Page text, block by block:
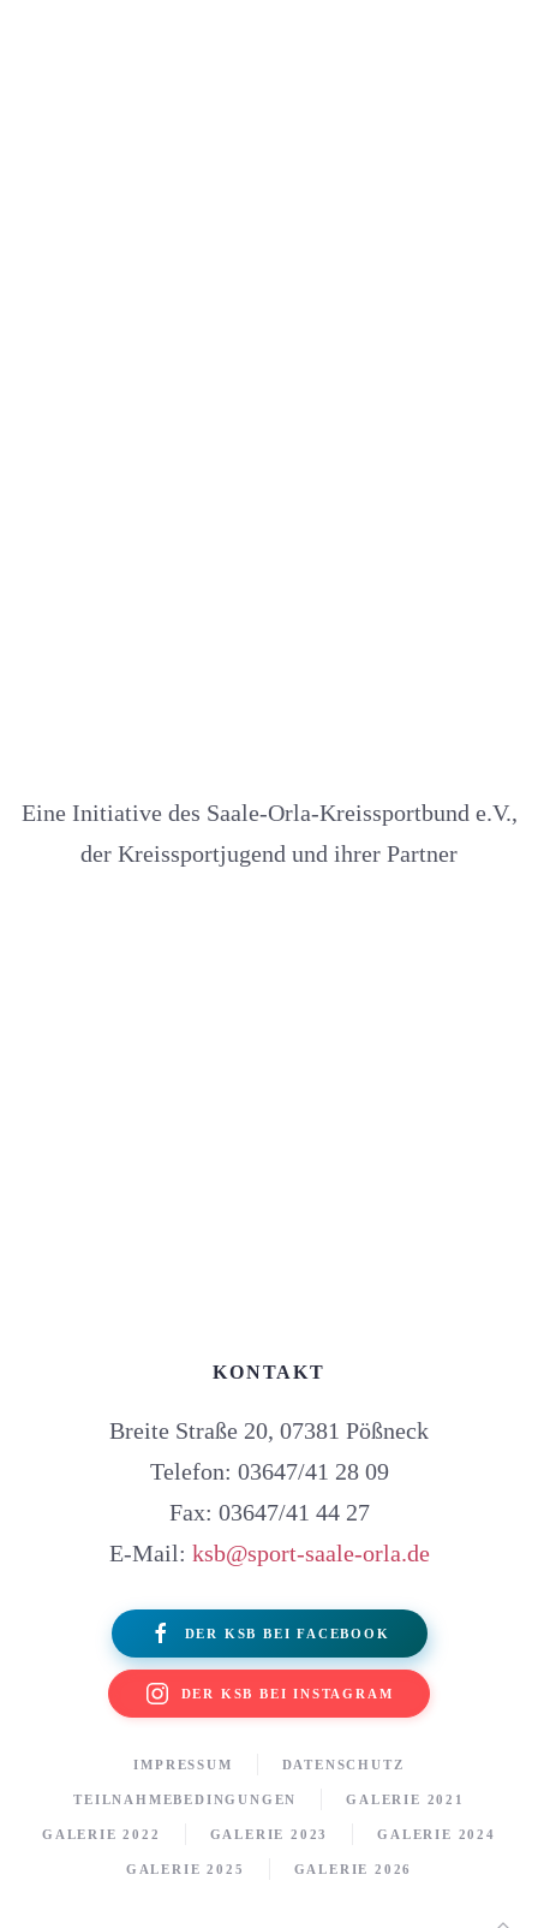
Eine Initiative des Saale-Orla-Kreissportbund e.V.,
der Kreissportjugend und ihrer Partner
KONTAKT
Breite Straße 20, 07381 Pößneck
Telefon: 03647/41 28 09
Fax: 03647/41 44 27
E-Mail: ksb@sport-saale-orla.de
DER KSB BEI FACEBOOK
DER KSB BEI INSTAGRAM
IMPRESSUM DATENSCHUTZ
TEILNAHMEBEDINGUNGEN GALERIE 2021
GALERIE 2022 GALERIE 2023 GALERIE 2024
GALERIE 2025 GALERIE 2026